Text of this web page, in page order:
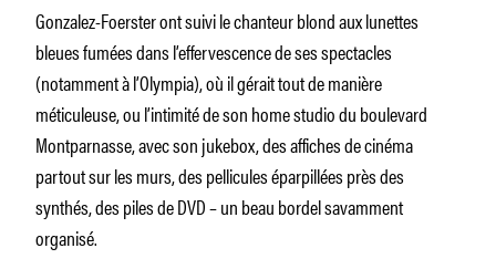
Gonzalez-Foerster ont suivi le chanteur blond aux lunettes
bleues fumées dans l’effervescence de ses spectacles
(notamment à l’Olympia), où il gérait tout de manière
méticuleuse, ou l’intimité de son home studio du boulevard
Montparnasse, avec son jukebox, des affiches de cinéma
partout sur les murs, des pellicules éparpillées près des
synthés, des piles de DVD – un beau bordel savamment
organisé.